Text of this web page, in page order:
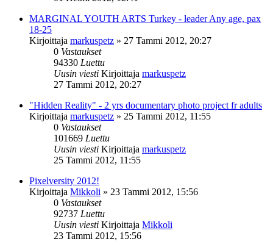
MARGINAL YOUTH ARTS Turkey - leader Any age, pax
18-25
Kirjoittaja markuspetz » 27 Tammi 2012, 20:27
0 Vastaukset
94330 Luettu
Uusin viesti Kirjoittaja markuspetz
27 Tammi 2012, 20:27
"Hidden Reality" - 2 yrs documentary photo project fr adults
Kirjoittaja markuspetz » 25 Tammi 2012, 11:55
0 Vastaukset
101669 Luettu
Uusin viesti Kirjoittaja markuspetz
25 Tammi 2012, 11:55
Pixelversity 2012!
Kirjoittaja Mikkoli » 23 Tammi 2012, 15:56
0 Vastaukset
92737 Luettu
Uusin viesti Kirjoittaja Mikkoli
23 Tammi 2012, 15:56